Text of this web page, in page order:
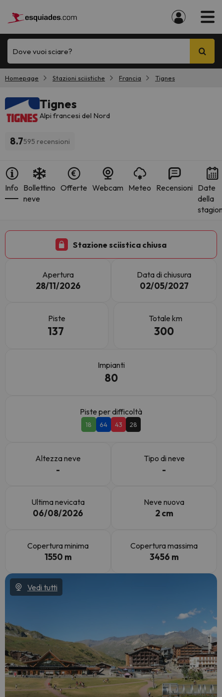
Dove vuoi sciare?
Homepage Stazioni sciistiche Francia Tignes
Tignes
Alpi francesi del Nord
8.7595 recensioni
Info Bollettino
neve
Offerte Webcam Meteo Recensioni Date
della
Stazione sciistica chiusa
Apertura
28/11/2026
Data di chiusura
02/05/2027
Piste
137
Totale km
300
Impianti
80
Piste per difficoltà
18 64 43 28
Altezza neve
-
Tipo di neve
-
Ultima nevicata
06/08/2026
Neve nuova
2 cm
Copertura minima
1550 m
Copertura massima
3456 m
Vedi tutti